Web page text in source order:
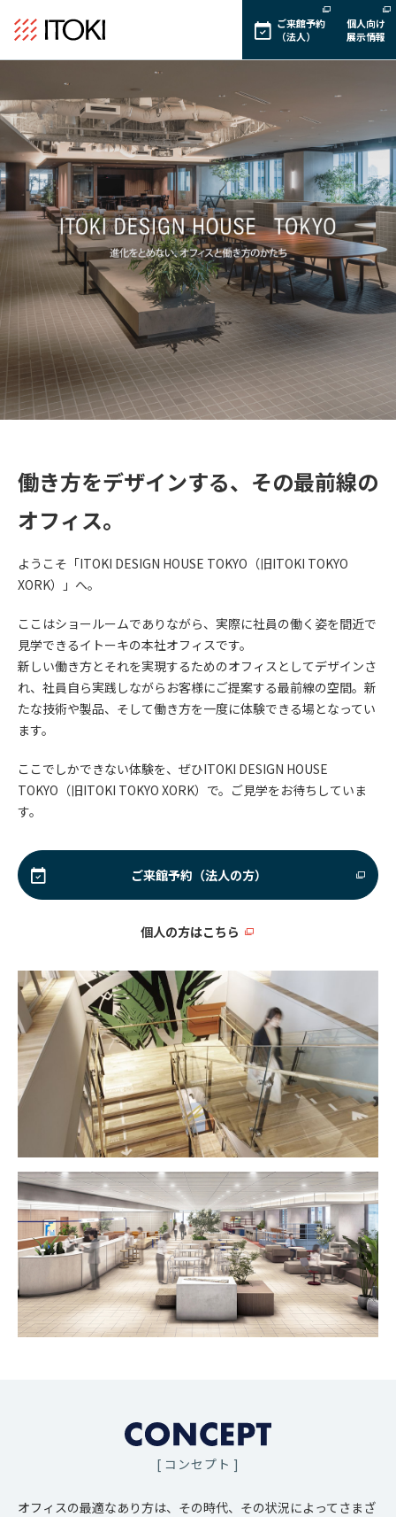
ご来館予約
（法人）
個人向け
展示情報
働き方をデザインする、その最前線の
オフィス。
ようこそ「ITOKI DESIGN HOUSE TOKYO（旧ITOKI TOKYO
XORK）」へ。
ここはショールームでありながら、実際に社員の働く姿を間近で
見学できるイトーキの本社オフィスです。
新しい働き方とそれを実現するためのオフィスとしてデザインさ
れ、社員自ら実践しながらお客様にご提案する最前線の空間。新
たな技術や製品、そして働き方を一度に体験できる場となってい
ます。
ここでしかできない体験を、ぜひITOKI DESIGN HOUSE
TOKYO（旧ITOKI TOKYO XORK）で。ご見学をお待ちしていま
す。
ご来館予約（法人の方）
個人の方はこちら
[ コンセプト ]
オフィスの最適なあり方は、その時代、その状況によってさまざ